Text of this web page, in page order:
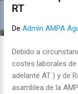
RT
De Admin AMPA
Debido a
costes laborales
adelante AT ) y de
asamblea de la